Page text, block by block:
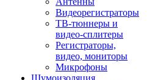
Видеорегистраторы
ТВ-тюннеры и
видео-сплитеры
Регистраторы,
видео, мониторы
Микрофоны
Шумоизоляция